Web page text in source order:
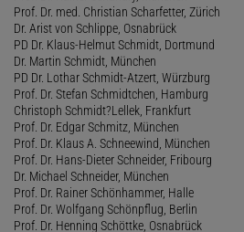
Prof. Dr. med. Christian Scharfetter, Zürich
Dr. Arist von Schlippe, Osnabrück
PD Dr. Klaus-Helmut Schmidt, Dortmund
Dr. Martin Schmidt, München
PD Dr. Lothar Schmidt-Atzert, Würzburg
Prof. Dr. Stefan Schmidtchen, Hamburg
Christoph Schmidt?Lellek, Frankfurt
Prof. Dr. Edgar Schmitz, München
Prof. Dr. Klaus A. Schneewind, München
Prof. Dr. Hans-Dieter Schneider, Fribourg
Dr. Michael Schneider, München
Prof. Dr. Rainer Schönhammer, Halle
Prof. Dr. Wolfgang Schönpflug, Berlin
Prof. Dr. Henning Schöttke, Osnabrück